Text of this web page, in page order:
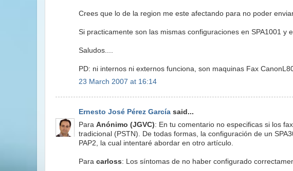
Crees que lo de la region me este afectando para no poder
Si practicamente son las mismas configuraciones en SPA1001 y
Saludos....
PD: ni internos ni externos funciona, son maquinas Fax
23 March 2007 at 16:14
Ernesto José Pérez García said...
Para Anónimo (JGVC): En tu comentario no especificas si los
tradicional (PSTN). De todas formas, la configuración de un
PAP2, la cual intentaré abordar en otro artículo.
Para carloss: Los síntomas de no haber configurado